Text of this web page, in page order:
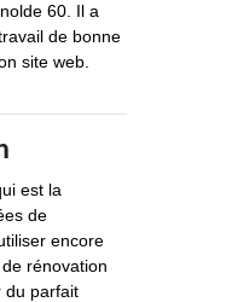
60. Il a
de bonne
site web.
est la
de
encore
rénovation
du parfait